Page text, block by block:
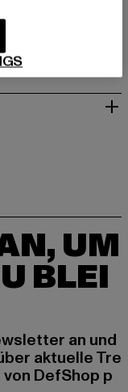
UM
BLEI
an und
aktuelle Tre
DefShop p